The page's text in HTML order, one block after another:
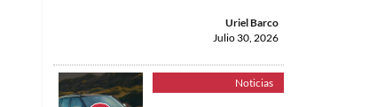
Uriel Barco
Julio 30, 2026
Noticias